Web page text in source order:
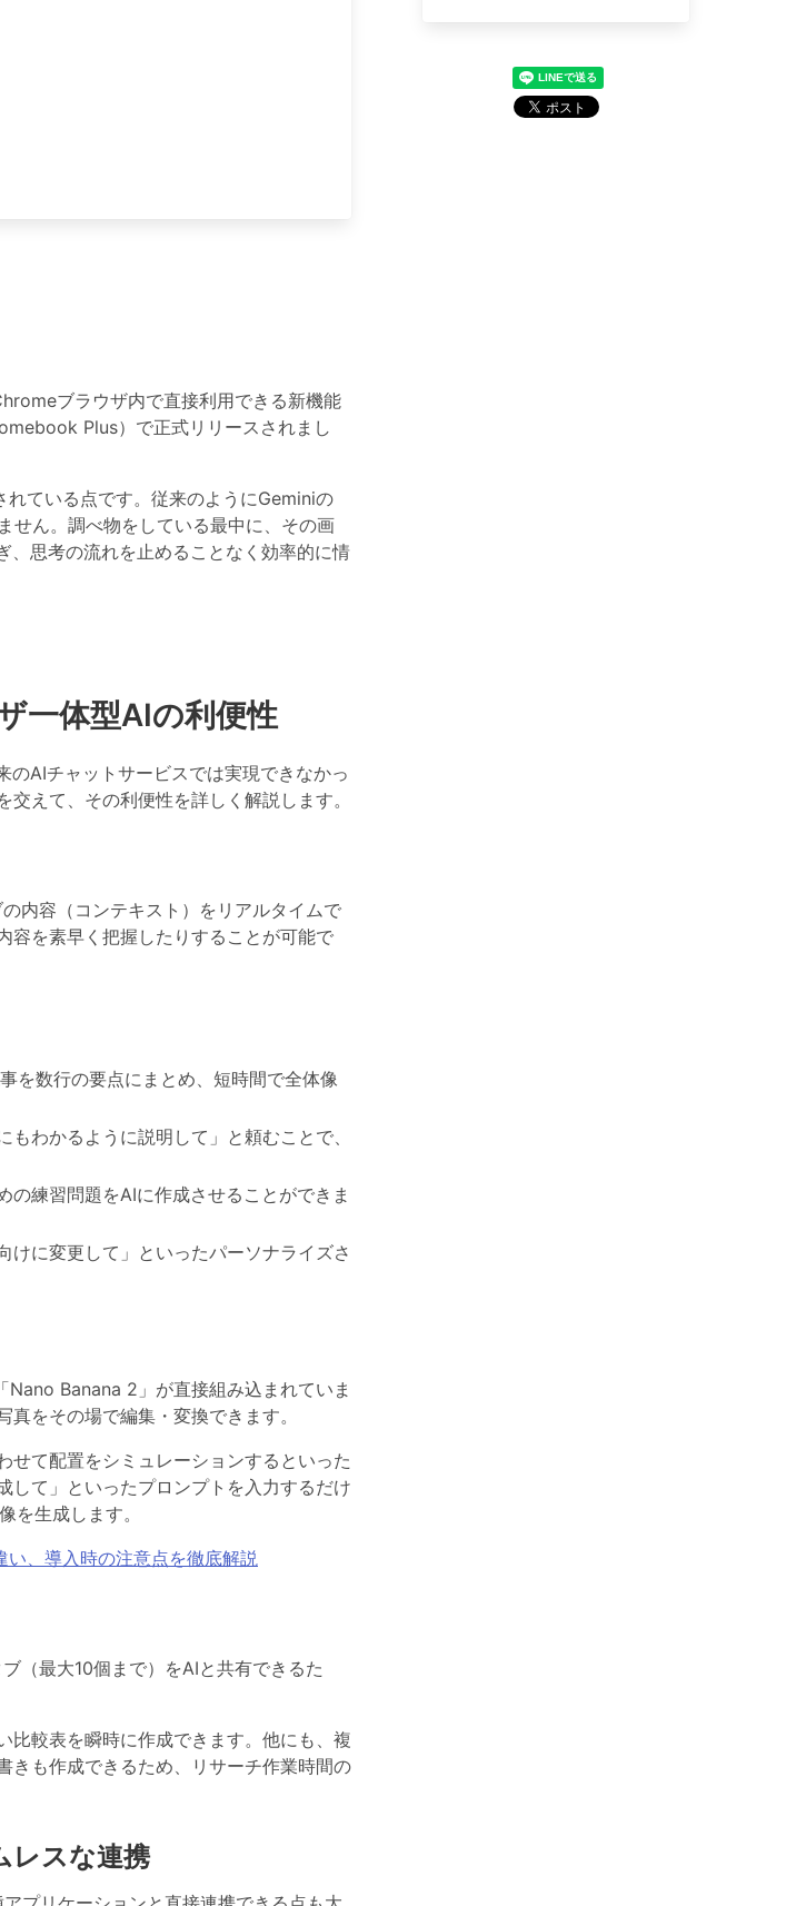
ブラウザ内で直接利用できる新機能
Plus）で正式リリースされまし
ている点です。従来のようにGeminiの
ん。 調べ物をしている最中に、その画
、思考の流れを止めることなく効率的に情
一体型AIの利便性
のAIチャットサービスでは実現できなかっ
えて、その利便性を詳しく解説します。
内容（コンテキスト）をリアルタイムで
容を素早く把握したりすることが可能で
を数行の要点にまとめ、短時間で全体像
わかるように説明して」と頼むことで、
の練習問題をAIに作成させることができま
けに変更して」といったパーソナライズさ
Banana 2」が直接組み込まれていま
をその場で編集・変換できます。
せて配置をシミュレーションするといった
して」といったプロンプトを入力するだけ
を生成します。
、導入時の注意点を徹底解説
（最大10個まで）をAIと共有できるた
比較表を瞬時に作成できます。他にも、複
きも作成できるため、リサーチ作業時間の
レスな連携